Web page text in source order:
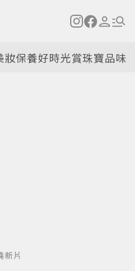
妝保養好時光賞珠寶品味
新片